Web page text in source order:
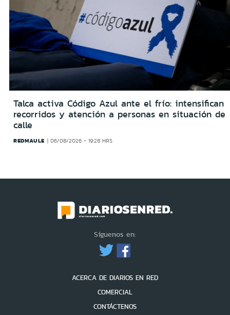
Talca activa Código Azul ante el frío: intensifican
recorridos y atención a personas en situación de
calle
REDMAULE 06/08/2026 - 19:28 HRS
Síguenos en:
ACERCA DE DIARIOS EN RED
COMERCIAL
CONTÁCTENOS